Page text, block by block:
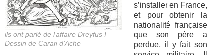
ils ont parlé de l’affaire Dreyfus !
Dessin de Caran d’Ache
s’installer en France,
et pour obtenir la
nationalité française
que son père a
perdue, il y fait son